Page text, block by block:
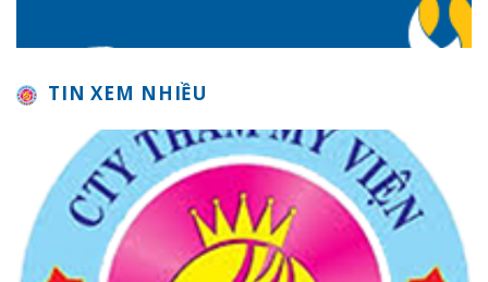
TIN XEM NHIỀU